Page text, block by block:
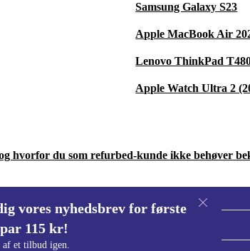
Samsung Galaxy S23
Apple MacBook Air
Lenovo ThinkPad
Apple Watch Ultra 2
hvorfor du som refurbed-kunde ikke behøver
vores nyhedsbrev for første
115 kr!
et tilbud igen.
for første